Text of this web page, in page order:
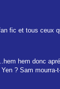
fic et tous ceux
..hem hem donc
? Sam